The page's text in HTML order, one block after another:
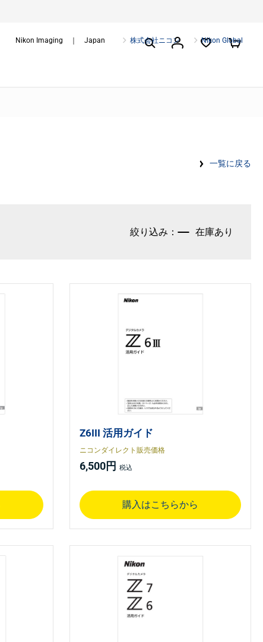
Nikon Imaging ｜ Japan 株式会社ニコン Nikon Global
一覧に戻る
在庫あり
Z6III 活用ガイド
ニコンダイレクト販売価格
6,500円
購入はこちらから